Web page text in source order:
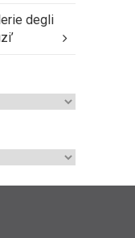
degli